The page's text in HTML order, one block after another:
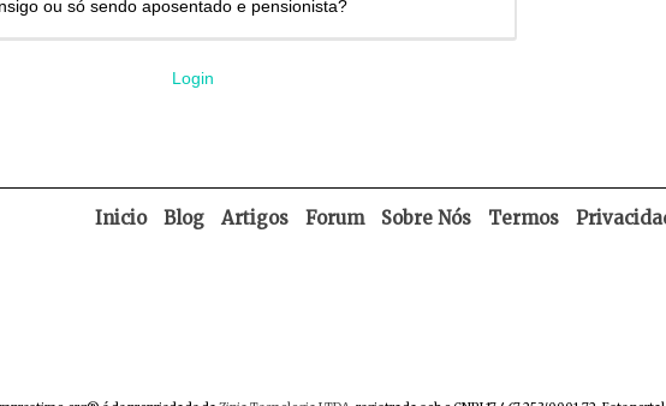
ou só sendo aposentado e pensionista?
Login
Inicio Blog Artigos Forum Sobre Nós Termos